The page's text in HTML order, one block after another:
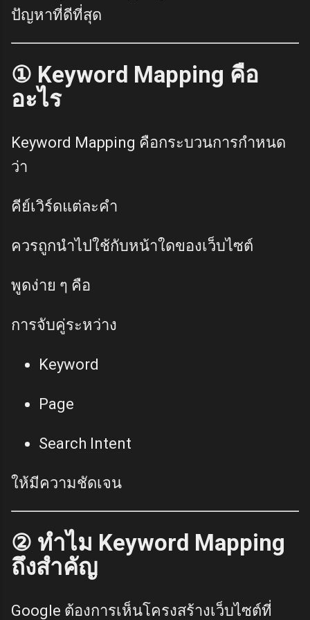
ปัญหาที่ดีที่สุด
① Keyword Mapping คือ
อะไร
Keyword Mapping คือกระบวนการกำหนด
ว่า
คีย์เวิร์ดแต่ละคำ
ควรถูกนำไปใช้กับหน้าใดของเว็บไซต์
พูดง่าย ๆ คือ
การจับคู่ระหว่าง
Keyword
Page
Search Intent
ให้มีความชัดเจน
② ทำไม Keyword Mapping
ถึงสำคัญ
Google ต้องการเห็นโครงสร้างเว็บไซต์ที่